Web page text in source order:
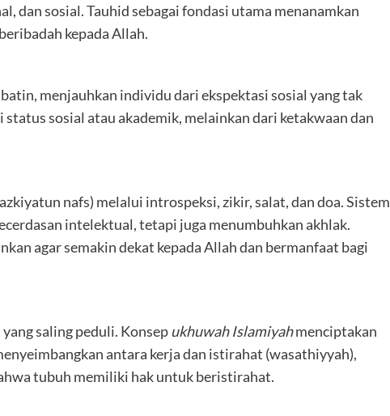
dan sosial. Tauhid sebagai fondasi utama menanamkan
kepada Allah.
menjauhkan individu dari ekspektasi sosial yang tak
sosial atau akademik, melainkan dari ketakwaan dan
nafs) melalui introspeksi, zikir, salat, dan doa. Sistem
intelektual, tetapi juga menumbuhkan akhlak.
agar semakin dekat kepada Allah dan bermanfaat bagi
saling peduli. Konsepukhuwah Islamiyahmenciptakan
antara kerja dan istirahat (wasathiyyah),
tubuh memiliki hak untuk beristirahat.